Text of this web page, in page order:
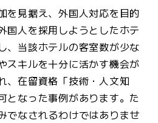
を見据え、外国人対応を目的
国人を採用しようとしたホテ
、当該ホテルの客室数が少な
スキルを十分に活かす機会が
、在留資格「技術・人文知
となった事例があります。た
でなされるわけではありませ